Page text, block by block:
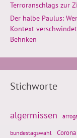
Terroranschlags zur
Der halbe Paulus:
Kontext
Behnken
Stichworte
algermissen
bundestagswahl Corona